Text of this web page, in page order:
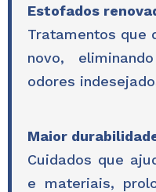
Estofados
Tratamentos que
novo,
odores
Maior
Cuidados que
e materiais,